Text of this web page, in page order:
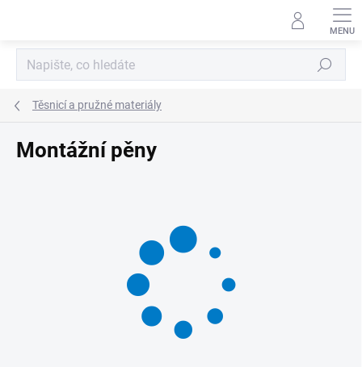
Hledat
Těsnicí a pružné materiály
Montážní pěny